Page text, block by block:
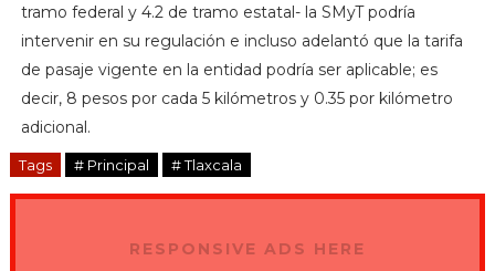
tramo federal y 4.2 de tramo estatal- la SMyT podría
intervenir en su regulación e incluso adelantó que la tarifa
de pasaje vigente en la entidad podría ser aplicable; es
decir, 8 pesos por cada 5 kilómetros y 0.35 por kilómetro
adicional.
Tags # Principal # Tlaxcala
RESPONSIVE ADS HERE